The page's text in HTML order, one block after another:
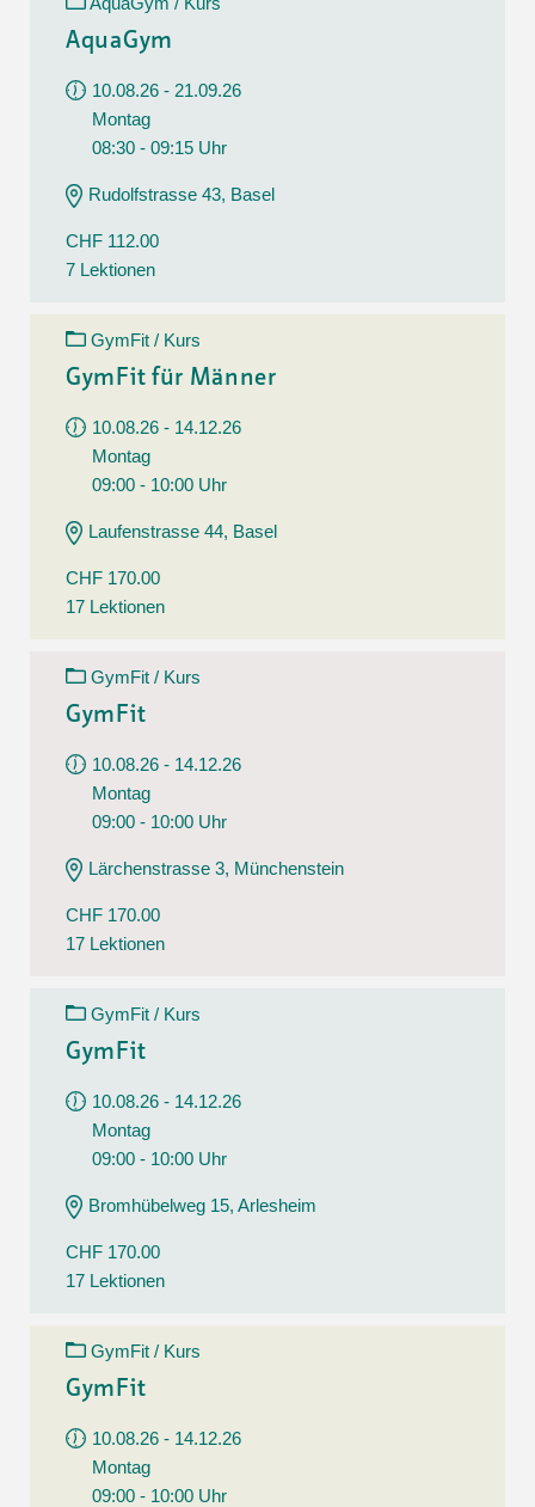
AquaGym
10.08.26 - 21.09.26
Montag
08:30 - 09:15 Uhr
Rudolfstrasse 43, Basel
CHF 112.00
7 Lektionen
GymFit / Kurs
GymFit für Männer
10.08.26 - 14.12.26
Montag
09:00 - 10:00 Uhr
Laufenstrasse 44, Basel
CHF 170.00
17 Lektionen
GymFit / Kurs
GymFit
10.08.26 - 14.12.26
Montag
09:00 - 10:00 Uhr
Lärchenstrasse 3, Münchenstein
CHF 170.00
17 Lektionen
GymFit / Kurs
GymFit
10.08.26 - 14.12.26
Montag
09:00 - 10:00 Uhr
Bromhübelweg 15, Arlesheim
CHF 170.00
17 Lektionen
GymFit / Kurs
GymFit
10.08.26 - 14.12.26
Montag
09:00 - 10:00 Uhr